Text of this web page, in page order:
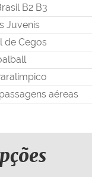
B2 B3
Juvenis
de Cegos
aéreas